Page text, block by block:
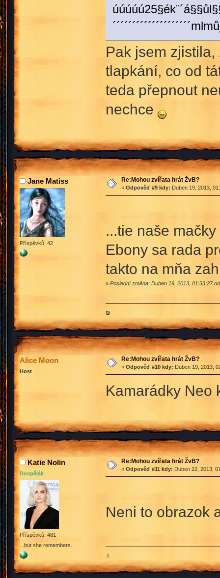
Pak jsem
tlapkání, co od
teda přepnout
nechce
Jane Matiss
Příspěvků: 42
Re:Mohou zvířata hrát ŽvB?
« Odpověď #9 kdy: Duben 19, 2013,
...tie naše
Ebony sa rada
takto na mňa
« Poslední změna: Duben 19, 2013, 01:33:27
₪
Alice Moon
Host
Re:Mohou zvířata hrát ŽvB?
« Odpověď #10 kdy: Duben 19, 2013,
Kamarádky Neo
Katie Nolin
Dospělák
Příspěvků: 481
...but she remembers.
Re:Mohou zvířata hrát ŽvB?
« Odpověď #11 kdy: Duben 22, 2013,
Neni to obrazok
♫